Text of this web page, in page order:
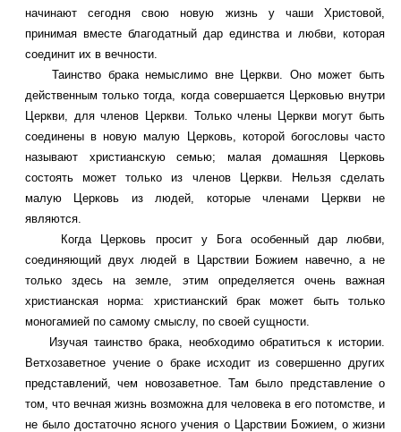
начинают сегодня свою новую жизнь у чаши Христовой,
принимая вместе благодатный дар единства и любви, которая
соединит их в вечности.
Таинство брака немыслимо вне Церкви. Оно может быть
действенным только тогда, когда совершается Церковью внутри
Церкви, для членов Церкви. Только члены Церкви могут быть
соединены в новую малую Церковь, которой богословы часто
называют христианскую семью; малая домашняя Церковь
состоять может только из членов Церкви. Нельзя сделать
малую Церковь из людей, которые членами Церкви не
являются.
Когда Церковь просит у Бога особенный дар любви,
соединяющий двух людей в Царствии Божием навечно, а не
только здесь на земле, этим определяется очень важная
христианская норма: христианский брак может быть только
моногамией по самому смыслу, по своей сущности.
Изучая таинство брака, необходимо обратиться к истории.
Ветхозаветное учение о браке исходит из совершенно других
представлений, чем новозаветное. Там было представление о
том, что вечная жизнь возможна для человека в его потомстве, и
не было достаточно ясного учения о Царствии Божием, о жизни